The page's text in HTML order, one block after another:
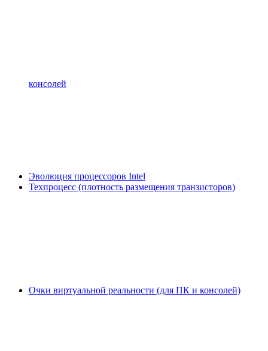
консолей
Эволюция процессоров Intel
Техпроцесс (плотность размещения транзисторов)
Очки виртуальной реальности (для ПК и консолей)